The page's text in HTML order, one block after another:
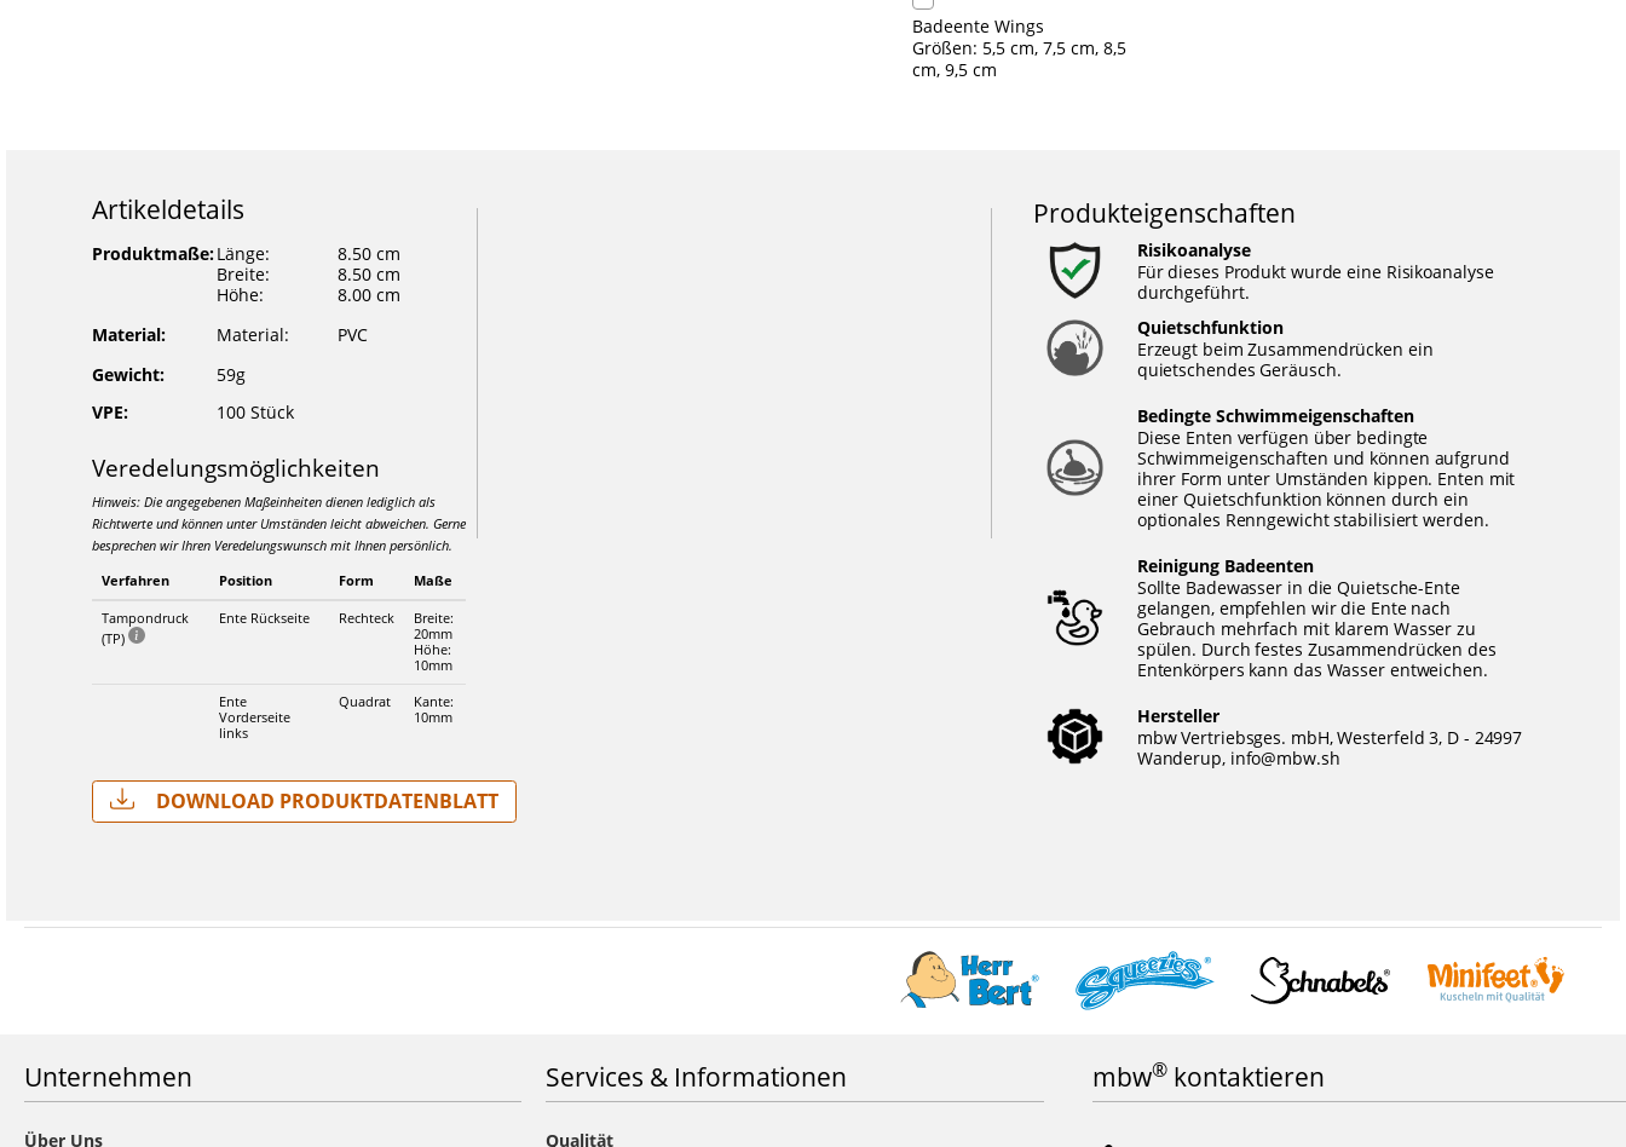
Badeente Wings
Größen: 5,5 cm, 7,5 cm, 8,5
cm, 9,5 cm
Artikeldetails
Produktmaße:Länge:
8.50 cm
Breite:
8.50 cm
Höhe:
8.00 cm
Material:
Material:
PVC
Gewicht:
59g
VPE:
100 Stück
Veredelungsmöglichkeiten
Hinweis: Die angegebenen Maßeinheiten dienen lediglich als
Richtwerte und können unter Umständen leicht abweichen. Gerne
besprechen wir Ihren Veredelungswunsch mit Ihnen persönlich.
Verfahren Position Form Maße
Tampondruck
(TP)
Ente Rückseite Rechteck
Breite:
20mm
Höhe:
10mm
Ente
Vorderseite
links
Quadrat
Kante:
10mm
Download Produktdatenblatt
Produkteigenschaften
Risikoanalyse
Für dieses Produkt wurde eine Risikoanalyse
durchgeführt.
Quietschfunktion
Erzeugt beim Zusammendrücken ein
quietschendes Geräusch.
Bedingte Schwimmeigenschaften
Diese Enten verfügen über bedingte
Schwimmeigenschaften und können aufgrund
ihrer Form unter Umständen kippen. Enten mit
einer Quietschfunktion können durch ein
optionales Renngewicht stabilisiert werden.
Reinigung Badeenten
Sollte Badewasser in die Quietsche-Ente
gelangen, empfehlen wir die Ente nach
Gebrauch mehrfach mit klarem Wasser zu
spülen. Durch festes Zusammendrücken des
Entenkörpers kann das Wasser entweichen.
Hersteller
mbw Vertriebsges. mbH, Westerfeld 3, D - 24997
Wanderup, info@mbw.sh
Unternehmen
Über Uns
Services & Informationen
Qualität
mbw®kontaktieren